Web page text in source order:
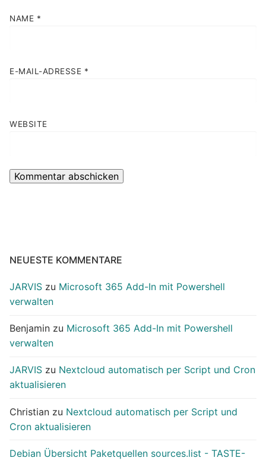
NAME *
E-MAIL-ADRESSE *
WEBSITE
NEUESTE KOMMENTARE
JARVIS zu Microsoft 365 Add-In mit Powershell
verwalten
Benjamin zu Microsoft 365 Add-In mit Powershell
verwalten
JARVIS zu Nextcloud automatisch per Script und Cron
aktualisieren
Christian zu Nextcloud automatisch per Script und
Cron aktualisieren
Debian Übersicht Paketquellen sources.list - TASTE-